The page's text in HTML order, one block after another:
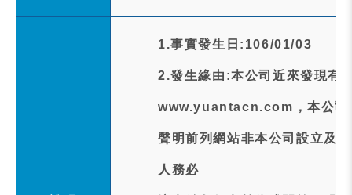
1.事實發生日:106/01/03
2.發生緣由:本公司近來發現有
www.yuantacn.com，本公司
聲明前列網站非本公司設立及
人務必